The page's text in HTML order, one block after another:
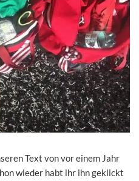
Text von vor einem Jahr
wieder habt ihr ihn geklickt